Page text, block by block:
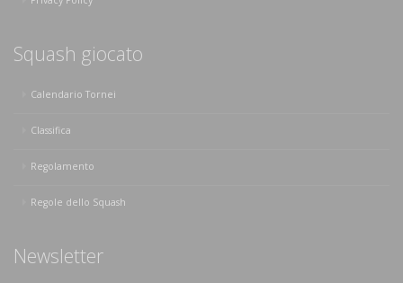
Squash giocato
Calendario Tornei
Classifica
Regolamento
Regole dello Squash
Newsletter